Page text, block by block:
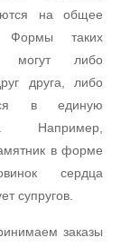
на общее
Формы таких
могут либо
друга, либо
в единую
Например,
в форме
сердца
супругов.
заказы